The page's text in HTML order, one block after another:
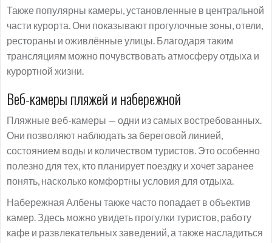
Также популярны камеры, установленные в центральной
части курорта. Они показывают прогулочные зоны, отели,
рестораны и оживлённые улицы. Благодаря таким
трансляциям можно почувствовать атмосферу отдыха и
курортной жизни.
Веб-камеры пляжей и набережной
Пляжные веб-камеры — одни из самых востребованных.
Они позволяют наблюдать за береговой линией,
состоянием воды и количеством туристов. Это особенно
полезно для тех, кто планирует поездку и хочет заранее
понять, насколько комфортны условия для отдыха.
Набережная Албены также часто попадает в объектив
камер. Здесь можно увидеть прогулки туристов, работу
кафе и развлекательных заведений, а также насладиться